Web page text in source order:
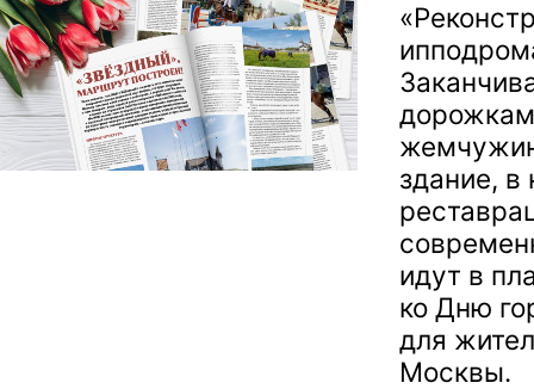
здание, в
идут в
ко Дню
для
Москвы.